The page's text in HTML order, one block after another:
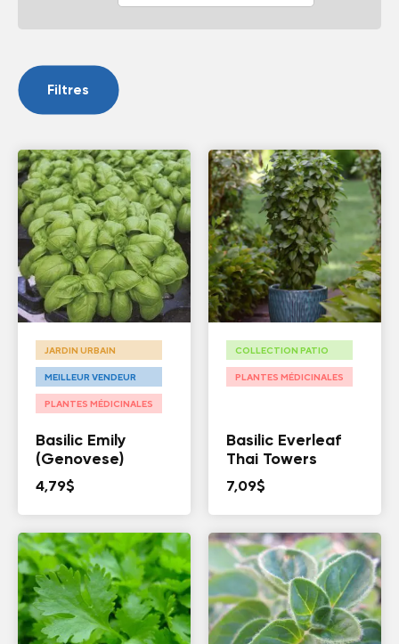
Filtres
JARDIN URBAIN
MEILLEUR VENDEUR
PLANTES MÉDICINALES
Basilic Emily
(Genovese)
4,79$
COLLECTION PATIO
PLANTES MÉDICINALES
Basilic Everleaf
Thai Towers
7,09$